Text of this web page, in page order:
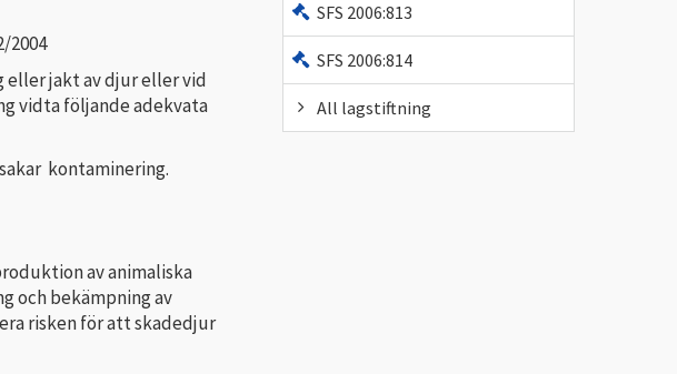
2004
eller jakt av djur eller vid
vidta följande adekvata
kontaminering.
av animaliska
och bekämpning av
risken för att skadedjur
SFS 2006:813
SFS 2006:814
All lagstiftning